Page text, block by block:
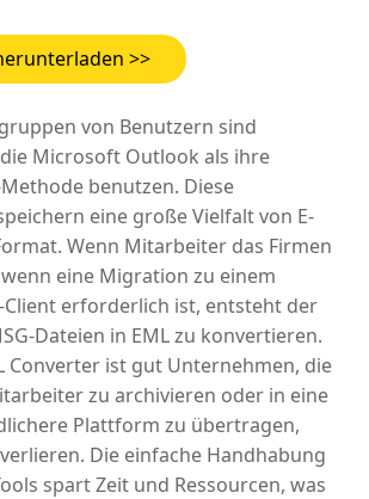
>>
von Benutzern sind
Microsoft Outlook als ihre
benutzen. Diese
eine große Vielfalt von E-
Wenn Mitarbeiter das Firmen
eine Migration zu einem
Client erforderlich ist, entsteht der
Dateien in EML zu konvertieren.
Converter ist gut Unternehmen, die
zu archivieren oder in eine
Plattform zu übertragen,
Die einfache Handhabung
spart Zeit und Ressourcen, was